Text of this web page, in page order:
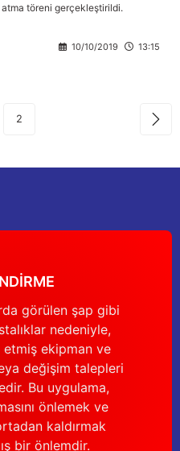
töreni gerçekleştirildi.
10/10/2019 13:15
2
görülen şap gibi
nedeniyle,
ekipman ve
değişim talepleri
Bu uygulama,
önlemek ve
kaldırmak
bir önlemdir.